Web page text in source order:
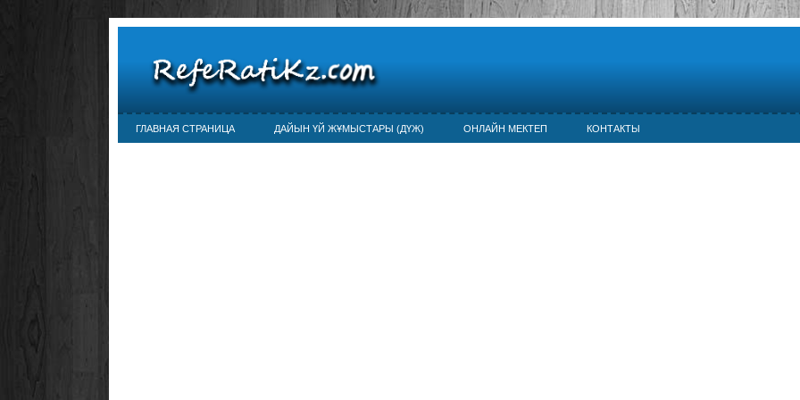
ГЛАВНАЯ СТРАНИЦА ДАЙЫН ҮЙ ЖҰМЫСТАРЫ (ДҮЖ) ОНЛАЙН МЕКТЕП КОНТАКТЫ